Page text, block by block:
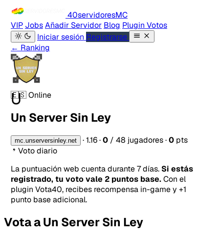
40servidoresMC
VIP JobsAñadir Servidor Blog Plugin Votos
Iniciar sesión Registrarse
← Ranking
U
🇪🇸Online
Un Server Sin Ley
mc.unserversinley.net ·1.16·0 / 48 jugadores·0 pts
Voto diario
La puntuación web cuenta durante 7 días. Si estás
registrado, tu voto vale 2 puntos base.Con el
plugin Vota40, recibes recompensa in-game y +1
punto base adicional.
Vota a Un Server Sin Ley